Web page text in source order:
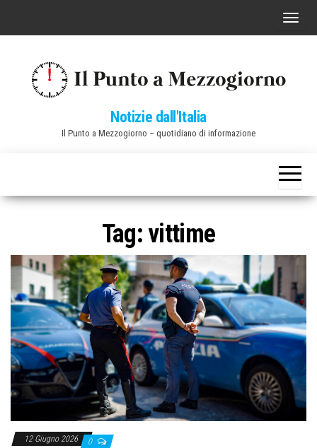
C
a
v
a
z
i
o
n
e
Notizie dall'Italia
Il Punto a Mezzogiorno – quotidiano di informazione
Tag: vittime
12 Giugno 2026 0